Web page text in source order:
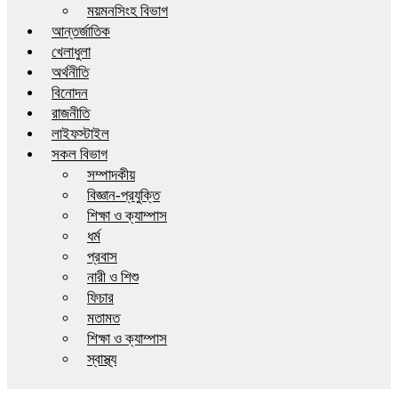
ময়মনসিংহ বিভাগ
আন্তর্জাতিক
খেলাধুলা
অর্থনীতি
বিনোদন
রাজনীতি
লাইফস্টাইল
সকল বিভাগ
সম্পাদকীয়
বিজ্ঞান-প্রযুক্তি
শিক্ষা ও ক্যাম্পাস
ধর্ম
প্রবাস
নারী ও শিশু
ফিচার
মতামত
শিক্ষা ও ক্যাম্পাস
স্বাস্থ্য